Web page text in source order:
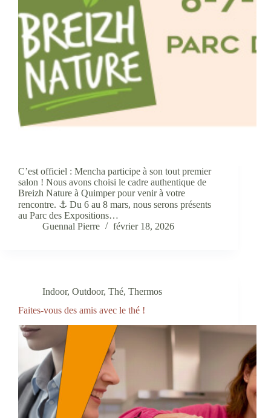
C’est officiel : Mencha participe à son tout premier
salon ! Nous avons choisi le cadre authentique de
Breizh Nature à Quimper pour venir à votre
rencontre. ⚓️ Du 6 au 8 mars, nous serons présents
au Parc des Expositions…
Guennal Pierre
février 18, 2026
Indoor, Outdoor, Thé, Thermos
Faites-vous des amis avec le thé !